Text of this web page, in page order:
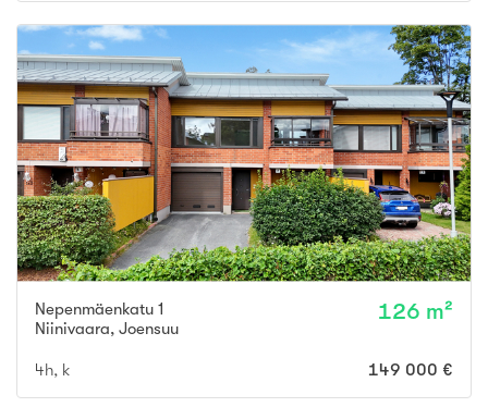
Nepenmäenkatu 1
Niinivaara, Joensuu
126 m²
4h, k 149 000 €